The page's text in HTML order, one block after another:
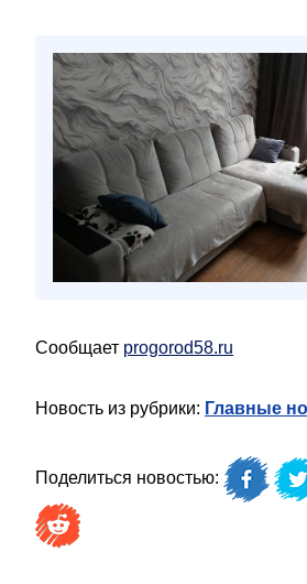
Сообщает progorod58.ru
Новость из рубрики: Главные
Поделиться новостью: